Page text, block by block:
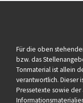
Für die oben
bzw. das
Tonmaterial ist allein
verantwortlich. Dieser
Pressetexte sowie der